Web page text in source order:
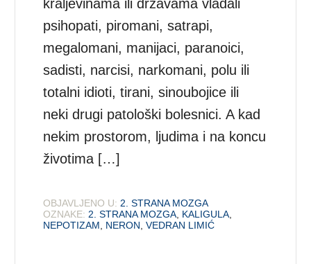
kraljevinama ili državama vladali
psihopati, piromani, satrapi,
megalomani, manijaci, paranoici,
sadisti, narcisi, narkomani, polu ili
totalni idioti, tirani, sinoubojice ili
neki drugi patološki bolesnici. A kad
nekim prostorom, ljudima i na koncu
životima […]
OBJAVLJENO U: 2. STRANA MOZGA
OZNAKE: 2. STRANA MOZGA KALIGULA
NEPOTIZAM
NERON ,VEDRAN LIMIĆ